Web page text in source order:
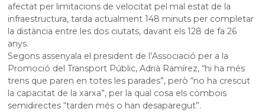
afectat per limitacions de velocitat pel mal estat de la
infraestructura, tarda actualment 148 minuts per completar
la distància entre les dos ciutats, davant els 128 de fa 26
anys.
Segons assenyala el president de l’Associació per a la
Promoció del Transport Públic, Adrià Ramírez, “hi ha més
trens que paren en totes les parades”, però “no ha crescut
la capacitat de la xarxa”, per la qual cosa els combois
semidirectes “tarden més o han desaparegut”.